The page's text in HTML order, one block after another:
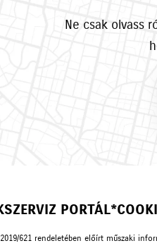
Ne csak olvass
SZERVIZ PORTÁL*
621 rendeletében előírt műszaki